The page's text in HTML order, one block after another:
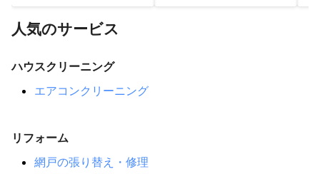
人気のサービス
ハウスクリーニング
エアコンクリーニング
リフォーム
網戸の張り替え・修理